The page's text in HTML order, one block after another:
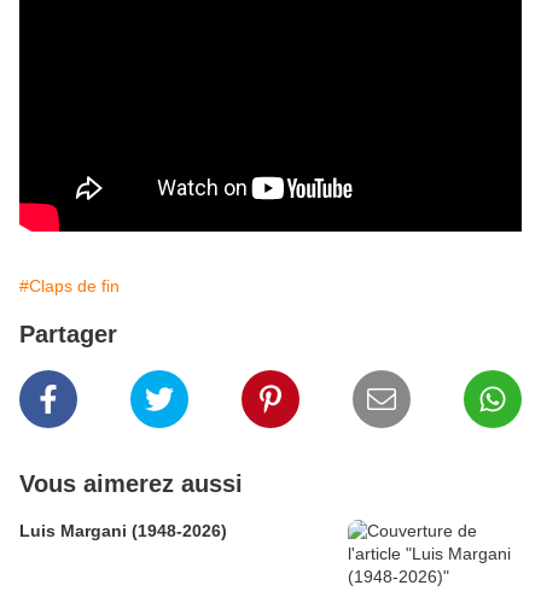
#Claps de fin
Partager
Vous aimerez aussi
Luis Margani (1948-2026)